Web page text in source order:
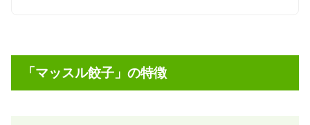
「マッスル餃子 」の特徴